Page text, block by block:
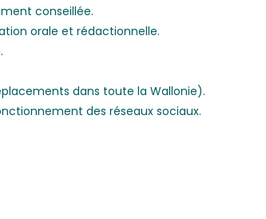
conseillée.
orale et rédactionnelle.
dans toute la Wallonie).
des réseaux sociaux.